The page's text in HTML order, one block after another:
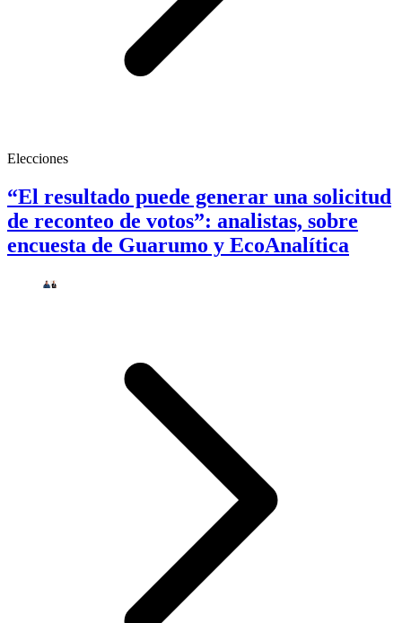
Elecciones
“El resultado puede generar una solicitud
de reconteo de votos”: analistas, sobre
encuesta de Guarumo y EcoAnalítica